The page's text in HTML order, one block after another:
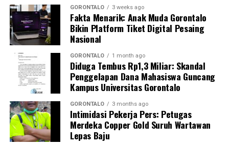
Selain skrining TBC, mahasiswa turut mendampingi
nakes Puskesmas Talaga Jaya dalam memberikan
pelayanan Cek Kesehatan Gratis (CKG), meliputi
pengukuran tekanan darah, cek kadar gula darah, dan
penapisan faktor risiko penyakit tidak menular (PTM)
sebagai upaya promotif-preventif.
Perwakilan DPL KKN-PK, Dr. dr. Vivien Novarina A.
Kasim, M.Kes., menegaskan bahwa keterlibatan
mahasiswa merupakan bentuk perwujudan Tri Dharma
Perguruan Tinggi dalam mengawal transformasi
layanan kesehatan primer.
GORONTALO 3 weeks ago
Fakta Menarik: Anak Muda Gorontalo
Bikin Platform Tiket Digital Pesaing
Nasional
GORONTALO 1 month ago
Diduga Tembus Rp1,3 Miliar: Skandal
Penggelapan Dana Mahasiswa Guncang
Kampus Universitas Gorontalo
GORONTALO 3 months ago
Intimidasi Pekerja Pers: Petugas
Merdeka Copper Gold Suruh Wartawan
Lepas Baju